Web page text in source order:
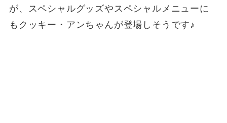
が、スペシャルグッズやスペシャルメニューに
もクッキー・アンちゃんが登場しそうです♪